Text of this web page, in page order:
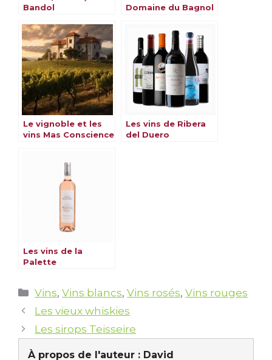
Bandol
Domaine du Bagnol
Le vignoble et les
vins Mas Conscience
Les vins de Ribera
del Duero
Les vins de la
Palette
Catégories
Vins,Vins blancs,Vins rosés,Vins rouges
Les vieux whiskies
Les sirops Teisseire
À propos de l'auteur : David